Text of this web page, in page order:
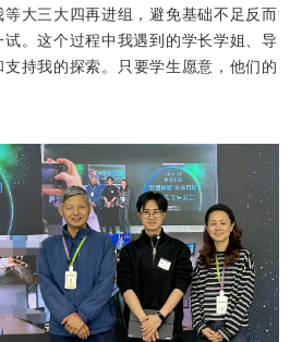
大三大四再进组，避免基础不足反而
试。这个过程中我遇到的学长学姐、导
支持我的探索。只要学生愿意，他们